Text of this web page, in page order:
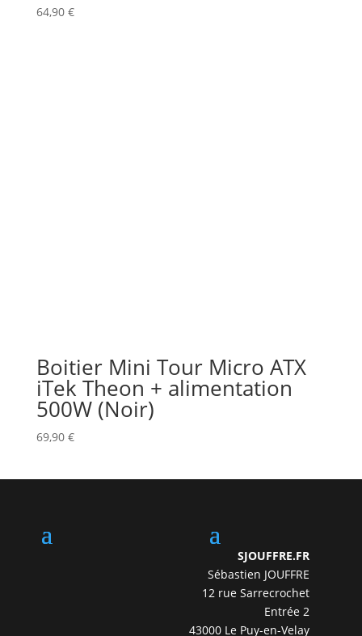
64,90 €
Boitier Mini Tour Micro ATX
iTek Theon + alimentation
500W (Noir)
69,90 €
SJOUFFRE.FR
Sébastien JOUFFRE
12 rue Sarrecrochet
Entrée 2
43000 Le Puy-en-Velay